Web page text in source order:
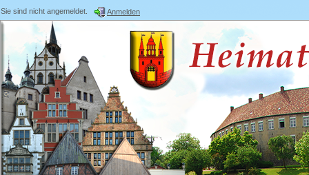
Sie sind nicht angemeldet. Anmelden